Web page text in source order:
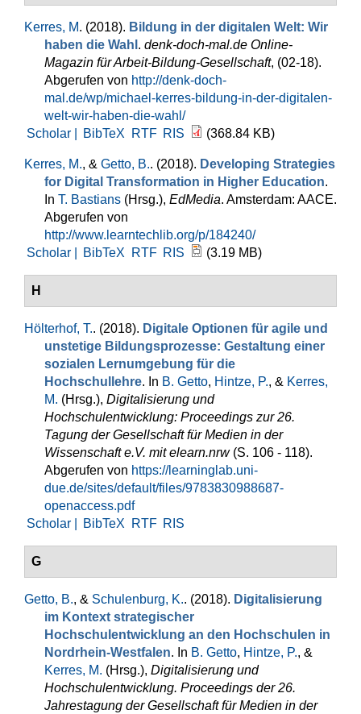
Kerres, M. (2018). Bildung in der digitalen Welt: Wir
haben die Wahl . denk-doch-mal.de Online-
Magazin für Arbeit-Bildung-Gesellschaft, (02-18).
Abgerufen von http://denk-doch-
mal.de/wp/michael-kerres-bildung-in-der-digitalen-
welt-wir-haben-die-wahl/
Scholar |
BibTeX RTF RIS (368.84 KB)
Kerres, M., & Getto, B.. (2018). Developing Strategies
for Digital Transformation in Higher Education.
In T. Bastians (Hrsg.), EdMedia. Amsterdam: AACE.
Abgerufen von
http://www.learntechlib.org/p/184240/
Scholar |
BibTeX RTF RIS (3.19 MB)
H
Hölterhof, T.. (2018). Digitale Optionen für agile und
unstetige Bildungsprozesse: Gestaltung einer
sozialen Lernumgebung für die
Hochschullehre. In B. Getto, Hintze, P., & Kerres,
M. (Hrsg.), Digitalisierung und
Hochschulentwicklung: Proceedings zur 26.
Tagung der Gesellschaft für Medien in der
Wissenschaft e.V. mit elearn.nrw(S. 106 - 118).
Abgerufen von https://learninglab.uni-
due.de/sites/default/files/9783830988687-
openaccess.pdf
Scholar |
BibTeX RTF RIS
G
Getto, B., & Schulenburg, K.. (2018). Digitalisierung
im Kontext strategischer
Hochschulentwicklung an den Hochschulen in
Nordrhein-Westfalen. In B. Getto, Hintze, P., &
Kerres, M. (Hrsg.), Digitalisierung und
Hochschulentwicklung. Proceedings der 26.
Jahrestagung der Gesellschaft für Medien in der